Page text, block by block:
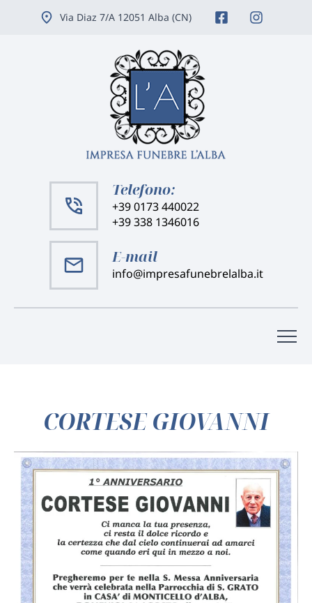
Via Diaz 7/A 12051 Alba (CN)
Telefono:
+39 0173 440022
+39 338 1346016
E-mail
info@impresafunebrelalba.it
CORTESE GIOVANNI